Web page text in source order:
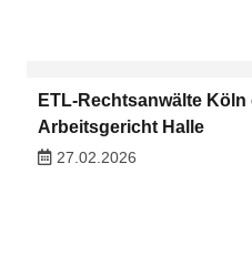
ETL-Rechtsanwälte
Arbeitsgericht Halle
27.02.2026